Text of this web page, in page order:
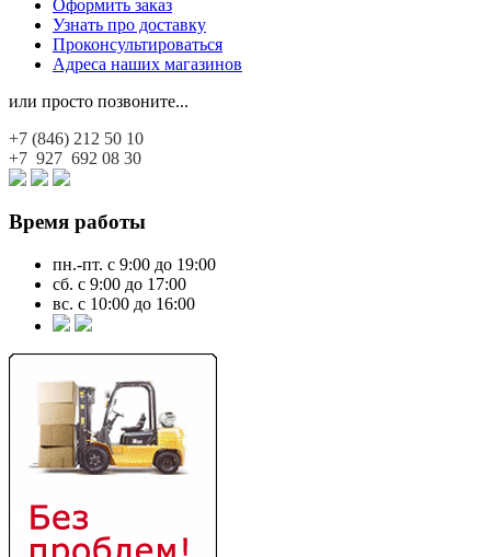
Оформить заказ
Узнать про доставку
Проконсультироваться
Адреса наших магазинов
или просто позвоните...
+7 (846) 212 50 10
+7 927 692 08 30
Время работы
пн.-пт. с 9:00 до 19:00
сб. с 9:00 до 17:00
вс. с 10:00 до 16:00